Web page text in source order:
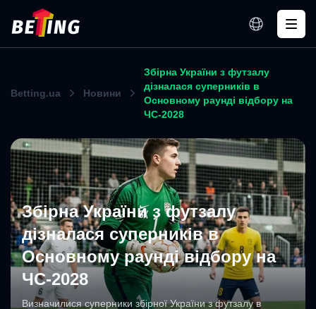
Betting.ua Новини
Збірна України з футзалу
дізналася суперників в
Основному раунді відбору на
ЧС-2028
Збірна України з футзалу
дізналася суперників в
Основному раунді відбору на
ЧС-2028
Визначилися суперники збірної України з футзалу в